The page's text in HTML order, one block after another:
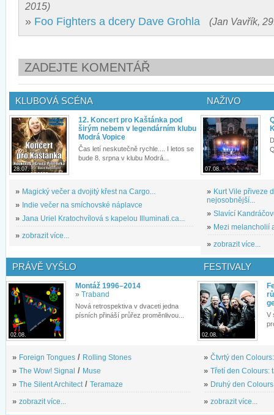
2015)
» Foo Fighters a dcery Dave Grohla (Jan Vavřík,
ZADEJTE KOMENTÁŘ
KLUBOVÁ SCÉNA
28.07.
12. Koncert pro Kaštánka pod
širým nebem v legendárním klubu
Modrá Vopice
Čas letí neskutečně rychle.... I letos se
bude 8. srpna v klubu Modrá...
» Magický večer a dvojitý křest na Cargo...
» Indie večer na smíchovské náplavce
» Jana Uriel Kratochvílová s kapelou Illuminati.ca...
» zobrazit více...
NAŽIVO
07.08.
» Kurt Vile přiveze
nejosobnější...
» Slavící
» Mezi melancholií
» zobrazit více...
PRÁVĚ VYŠLO
02.08.
Montáž 1996–2014
» Traband
Nová retrospektiva v dvaceti jedna
písních přináší průřez proměnlivou...
» Foreign Tongues / Rolling Stones
» The Wow! Signal / Muse
» The Silent Architect/ Teramaze
» zobrazit více...
FESTIVALY
02.08.
V
» Čtvrtý den
» Třetí den Colours:
» Druhý den
» zobrazit více...